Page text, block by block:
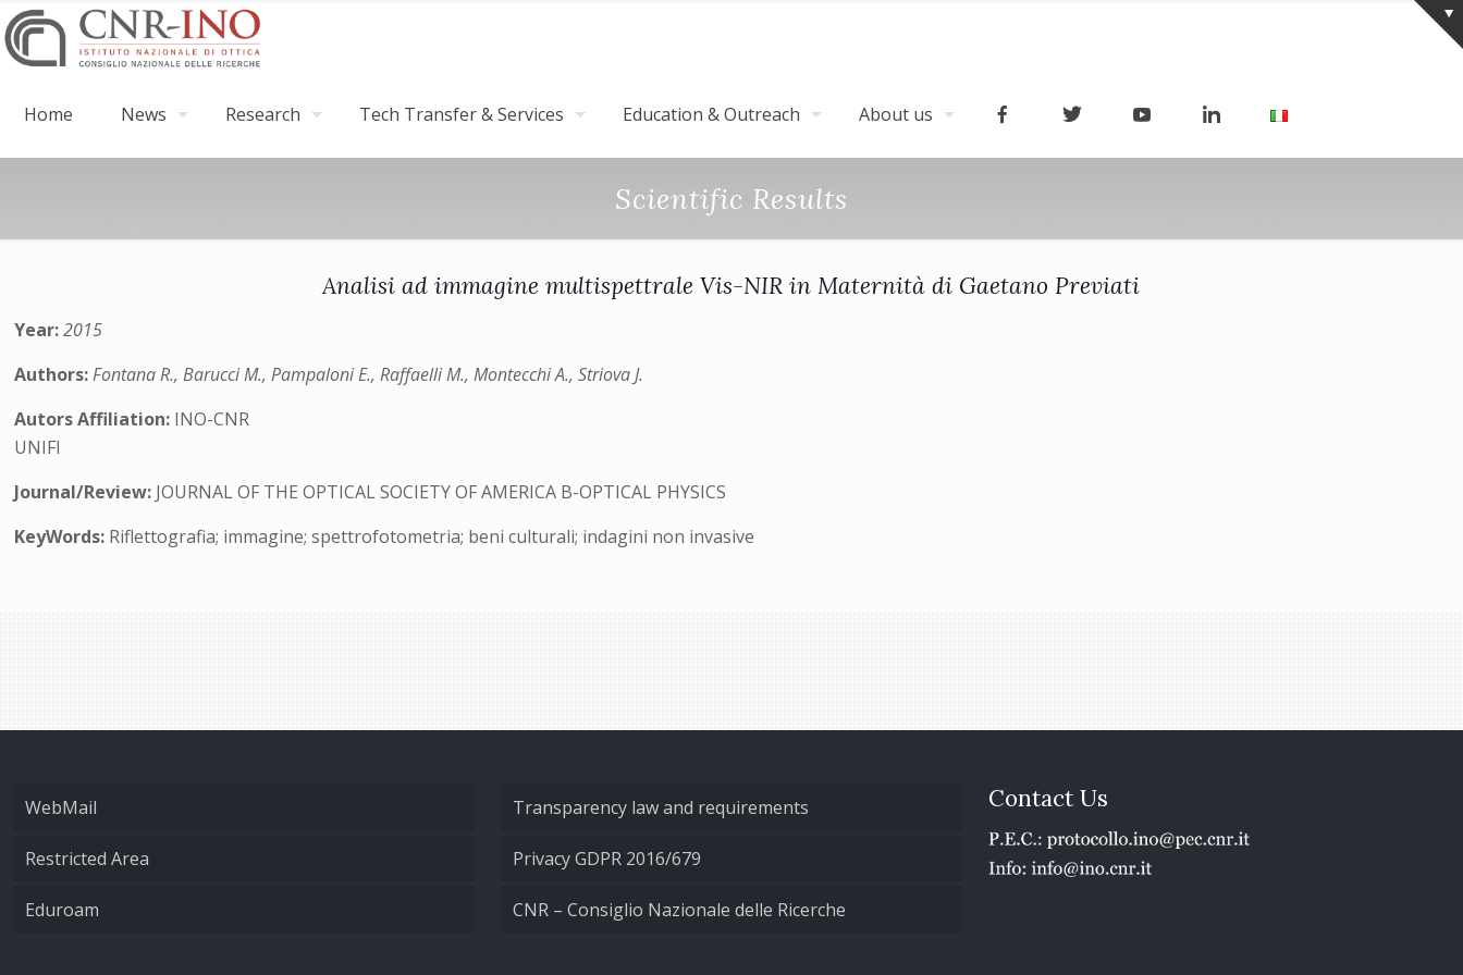
Home News Research Tech Transfer & Services Education & Outreach About us
Scientific Results
Analisi ad immagine multispettrale Vis-NIR in Maternità di Gaetano Previati
Year:2015
Authors:Fontana R., Barucci M., Pampaloni E., Raffaelli M., Montecchi A., Striova J.
Autors Affiliation: INO-CNR
UNIFI
Journal/Review: JOURNAL OF THE OPTICAL SOCIETY OF AMERICA B-OPTICAL PHYSICS
KeyWords: Riflettografia; immagine; spettrofotometria; beni culturali; indagini non invasive
WebMail
Restricted Area
Eduroam
Transparency law and requirements
Privacy GDPR 2016/679
CNR – Consiglio Nazionale delle Ricerche
Contact Us